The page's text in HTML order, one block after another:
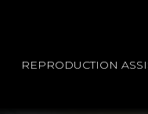
REPRODUCTION